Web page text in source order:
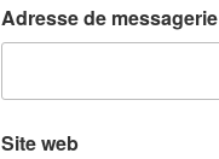
Adresse de messagerie
Site web